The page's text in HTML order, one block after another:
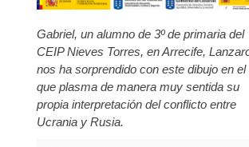
Gabriel, un alumno de 3º de primaria del
CEIP Nieves Torres, en Arrecife,
nos ha sorprendido con este dibujo en el
que plasma de manera muy sentida su
propia interpretación del conflicto entre
Ucrania y Rusia.